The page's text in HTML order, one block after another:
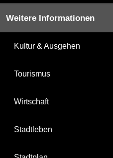
Weitere Informationen
Kultur & Ausgehen
Tourismus
Wirtschaft
Stadtleben